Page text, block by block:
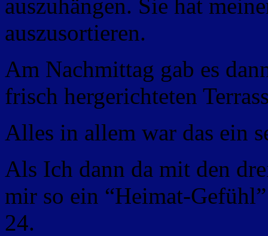
auszuhängen. Sie hat
auszusortieren.
Am Nachmittag gab es
frisch hergerichteten
Alles in allem war das ein
Als Ich dann da mit den
mir so ein “Heimat-
24.